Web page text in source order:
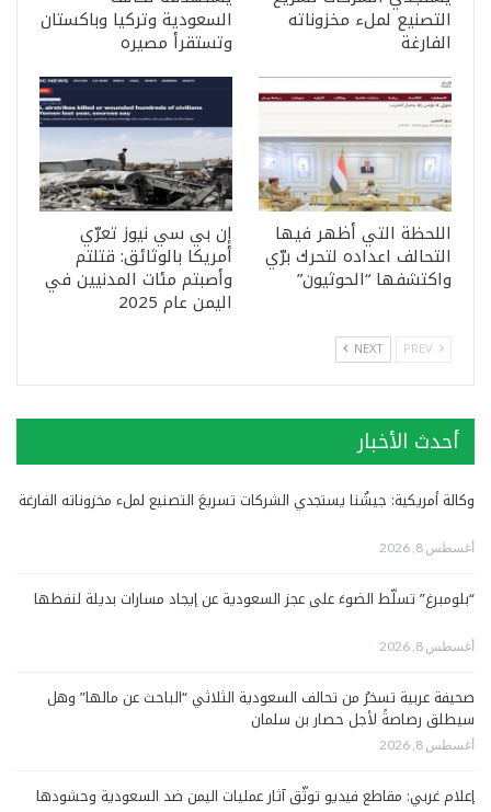
التصنيع لملء مخزوناته
الفارغة
السعودية وتركيا وباكستان
وتستقرأ مصيره
اللحظة التي أظهر فيها
التحالف اعداده لتحرك برّي
واكتشفها “الحوثيون”
إن بي سي نيوز تعرّي
أمريكا بالوثائق: قتلتم
وأصبتم مئات المدنيين في
اليمن عام 2025
NEXT
أحدث الأخبار
وكالة أمريكية: جيشُنا يستجدي الشركات تسريعَ التصنيع لملء مخزوناته الفارغة
أغسطس 8, 2026
“بلومبرغ” تسلّط الضوءَ على عجز السعودية عن إيجاد مسارات بديلة لنفطها
أغسطس 8, 2026
صحيفة عربية تسخرُ من تحالف السعودية الثلاثي “الباحث عن مالها” وهل
سيطلق رصاصةً لأجل حصار بن سلمان
أغسطس 8, 2026
إعلام غربي: مقاطع فيديو توثّق آثار عمليات اليمن ضد السعودية وحشودها